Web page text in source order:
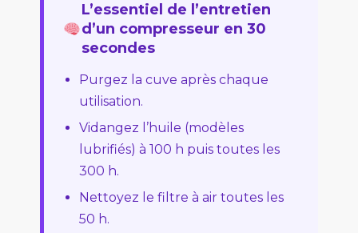
L’essentiel de l’entretien
d’un compresseur en 30
secondes
Purgez la cuve après chaque
utilisation.
Vidangez l’huile (modèles
lubrifiés) à 100 h puis toutes les
300 h.
Nettoyez le filtre à air toutes les
50 h.